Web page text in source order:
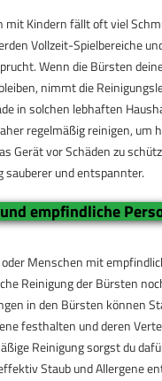
mit Kindern fällt oft viel
Vollzeit-Spielbereiche
Wenn die Bürsten
nimmt die
in solchen lebhaften
regelmäßig reinigen, um
Gerät vor Schäden zu
sauberer und entspannter.
empfindliche
oder Menschen mit
Reinigung der Bürsten
in den Bürsten können
festhalten und deren
Reinigung sorgst du
Staub und Allergene